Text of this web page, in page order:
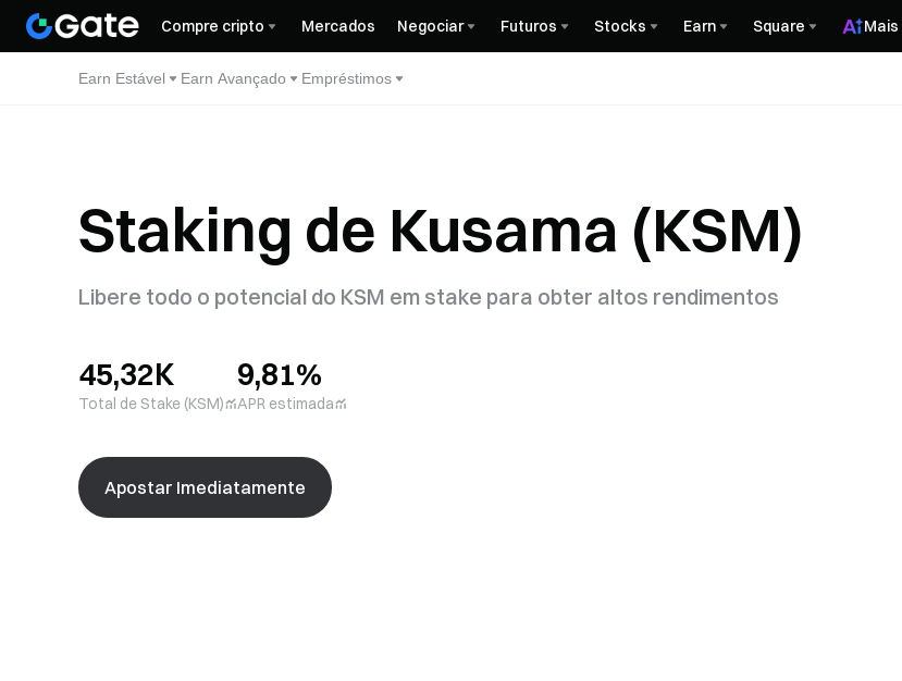
Compre cripto Mercados Negociar Futuros Stocks Earn Square Mais
Earn Estável Earn Avançado Empréstimos
Staking de Kusama (KSM)
Libere todo o potencial do KSM em stake para obter altos rendimentos
45,32K
Total de Stake (KSM)
9,81%
APR estimada
Apostar Imediatamente